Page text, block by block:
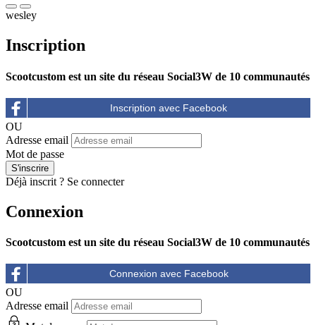
wesley
Inscription
Scootcustom est un site du réseau Social3W de 10 communautés
OU
Adresse email
Mot de passe
Déjà inscrit ? Se connecter
Connexion
Scootcustom est un site du réseau Social3W de 10 communautés
OU
Adresse email